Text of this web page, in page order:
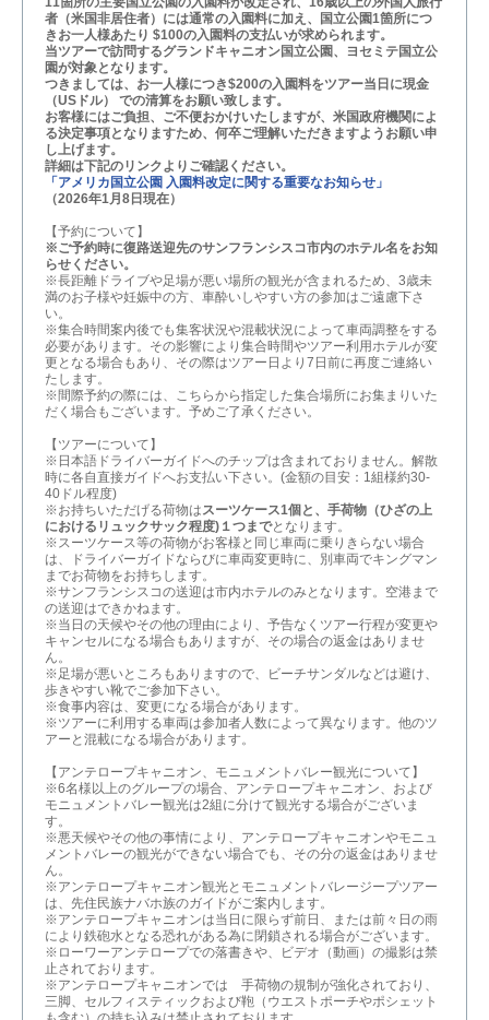
者（米国非居住者）には通常の入園料に加え、国立公園1箇所につ
きお一人様あたり $100の入園料の支払いが求められます。
当ツアーで訪問するグランドキャニオン国立公園、ヨセミテ国立公
園が対象となります。
つきましては、お一人様につき$200の入園料をツアー当日に現金
（USドル） での清算をお願い致します。
お客様にはご負担、ご不便おかけいたしますが、米国政府機関によ
る決定事項となりますため、何卒ご理解いただきますようお願い申
し上げます。
詳細は下記のリンクよりご確認ください。
「アメリカ国立公園 入園料改定に関する重要なお知らせ」
（2026年1月8日現在）
【予約について】
※ご予約時に復路送迎先のサンフランシスコ市内のホテル名をお知
らせください。
※長距離ドライブや足場が悪い場所の観光が含まれるため、3歳未
満のお子様や妊娠中の方、車酔いしやすい方の参加はご遠慮下さ
い。
※集合時間案内後でも集客状況や混載状況によって車両調整をする
必要があります。その影響により集合時間やツアー利用ホテルが変
更となる場合もあり、その際はツアー日より7日前に再度ご連絡い
たします。
※間際予約の際には、こちらから指定した集合場所にお集まりいた
だく場合もございます。予めご了承ください。
【ツアーについて】
※日本語ドライバーガイドへのチップは含まれておりません。解散
時に各自直接ガイドへお支払い下さい。(金額の目安：1組様約30-
40ドル程度)
※お持ちいただげる荷物はスーツケース1個と、手荷物（ひざの上
におけるリュックサック程度)１つまでとなります。
※スーツケース等の荷物がお客様と同じ車両に乗りきらない場合
は、ドライバーガイドならびに車両変更時に、別車両でキングマン
までお荷物をお持ちします。
※サンフランシスコの送迎は市内ホテルのみとなります。空港まで
の送迎はできかねます。
※当日の天候やその他の理由により、予告なくツアー行程が変更や
キャンセルになる場合もありますが、その場合の返金はありませ
ん。
※足場が悪いところもありますので、ビーチサンダルなどは避け、
歩きやすい靴でご参加下さい。
※食事内容は、変更になる場合があります。
※ツアーに利用する車両は参加者人数によって異なります。他のツ
アーと混載になる場合があります。
【アンテロープキャニオン、モニュメントバレー観光について】
※6名様以上のグループの場合、アンテロープキャニオン、および
モニュメントバレー観光は2組に分けて観光する場合がございま
す。
※悪天候やその他の事情により、アンテロープキャニオンやモニュ
メントバレーの観光ができない場合でも、その分の返金はありませ
ん。
※アンテロープキャニオン観光とモニュメントバレージープツアー
は、先住民族ナバホ族のガイドがご案内します。
※アンテロープキャニオンは当日に限らず前日、または前々日の雨
により鉄砲水となる恐れがある為に閉鎖される場合がございます。
※ローワーアンテロープでの落書きや、ビデオ（動画）の撮影は禁
止されております。
※アンテロープキャニオンでは 手荷物の規制が強化されており、
三脚、セルフィスティックおよび鞄（ウエストポーチやポシェット